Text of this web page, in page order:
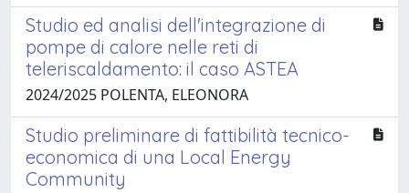
Studio ed analisi dell'integrazione di
pompe di calore nelle reti di
teleriscaldamento: il caso ASTEA
2024/2025 POLENTA, ELEONORA
Studio preliminare di fattibilità tecnico-
economica di una Local Energy
Community